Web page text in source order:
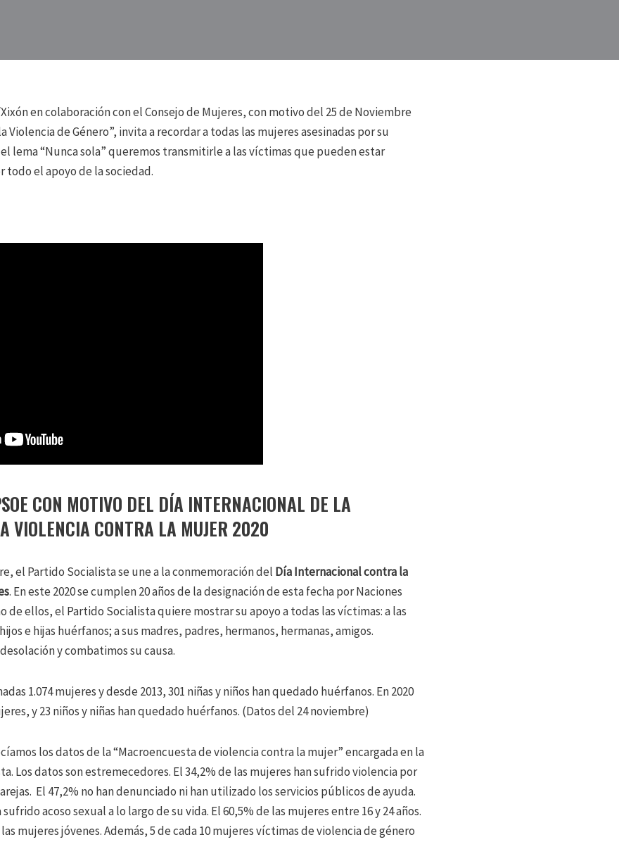
en colaboración con el Consejo de Mujeres, con motivo del 25 de Noviembre
Violencia de Género”, invita a recordar a todas las mujeres asesinadas por su
el lema “Nunca sola” queremos transmitirle a las víctimas que pueden estar
todo el apoyo de la sociedad.
CON MOTIVO DEL DÍA INTERNACIONAL DE LA
VIOLENCIA CONTRA LA MUJER 2020
el Partido Socialista se une a la conmemoración del Día Internacional contra la
. En este 2020 se cumplen 20 años de la designación de esta fecha por Naciones
de ellos, el Partido Socialista quiere mostrar su apoyo a todas las víctimas: a las
e hijas huérfanos; a sus madres, padres, hermanos, hermanas, amigos.
y combatimos su causa.
1.074 mujeres y desde 2013, 301 niñas y niños han quedado huérfanos. En 2020
y 23 niños y niñas han quedado huérfanos. (Datos del 24 noviembre)
los datos de la “Macroencuesta de violencia contra la mujer” encargada en la
Los datos son estremecedores. El 34,2% de las mujeres han sufrido violencia por
El 47,2% no han denunciado ni han utilizado los servicios públicos de ayuda.
acoso sexual a lo largo de su vida. El 60,5% de las mujeres entre 16 y 24 años.
mujeres jóvenes. Además, 5 de cada 10 mujeres víctimas de violencia de género